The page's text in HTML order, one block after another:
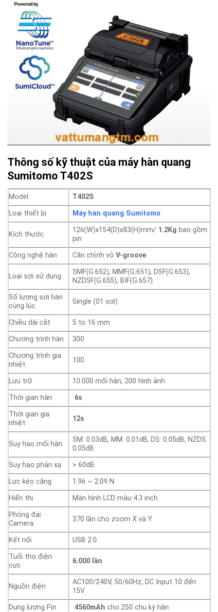
Thông số kỹ thuật của máy hàn quang
Sumitomo T402S
Model
T402S
Loại thiết bị
Máy hàn quang Sumitomo
Kích thước
126(W)x154(D)x83(H)mm/ 1.2Kg bao gồm
pin
Công nghệ hàn
Căn chỉnh vỏV-groove
Loại sợi sử dụng
SMF(G.652), MMF(G.651), DSF(G.653),
NZDSF(G.655), BIF(G.657)
Số lượng sợi hàn
cùng lúc
Single (01 sợi)
Chiều dài cắt
5 to 16 mm
Chương trình hàn
300
Chương trình gia
nhiệt
100
Lưu trữ
10.000 mối hàn, 200 hình ảnh
Thời gian hàn
6s
Thời gian gia
nhiệt
12s
Suy hao mối hàn
SM: 0.03dB, MM: 0.01dB, DS: 0.05dB, NZDS:
0.05dB
Suy hao phản xạ
> 60dB
Lực kéo căng
1.96 ~ 2.09 N
Hiển thị
Màn hình LCD màu 4.3 inch
Phóng đại
Camera
370 lần cho zoom X và Y
Kết nối
USB 2.0
Tuổi thọ điện
cực
6.000 lần
Nguồn điện
AC100/240V, 50/60Hz, DC Input 10 đến
15V
Dung lượng Pin
4560mAh cho 250 chu kỳ hàn